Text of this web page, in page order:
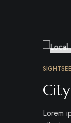
Lorem